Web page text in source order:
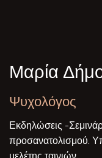
Μαρία
Ψυχολόγος
Εκδηλώσεις -
προσανατολισμού.
μελέτης ταινιών.